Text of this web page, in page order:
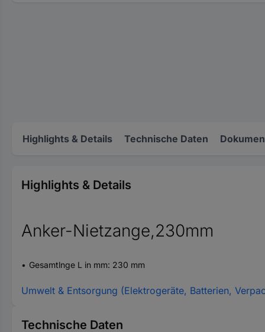
Highlights & Details Technische Daten
Highlights & Details
Anker-Nietzange,230mm
Gesamtlnge L in mm: 230 mm
Umwelt & Entsorgung (Elektrogeräte, Batterien,
Technische Daten